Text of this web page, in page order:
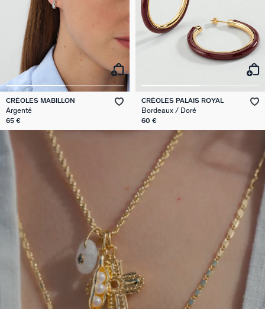
CRÉOLES MABILLON
Argenté
65 €
CRÉOLES PALAIS ROYAL
Bordeaux / Doré
60 €